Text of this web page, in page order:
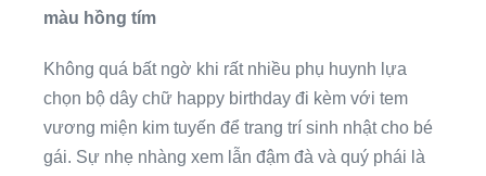
màu hồng tím
Không quá bất ngờ khi rất nhiều phụ huynh lựa
chọn bộ dây chữ happy birthday đi kèm với tem
vương miện kim tuyến để trang trí sinh nhật cho bé
gái. Sự nhẹ nhàng xem lẫn đậm đà và quý phái là